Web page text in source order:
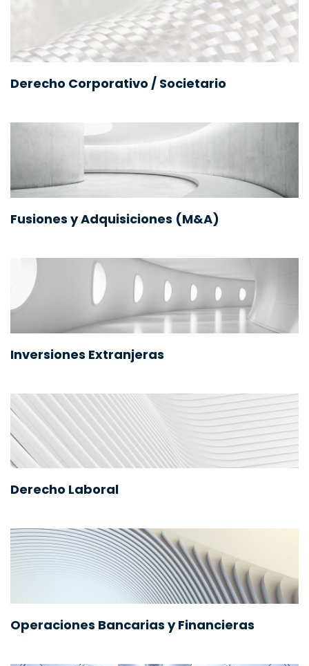
Derecho Corporativo / Societario
Fusiones y Adquisiciones (M&A)
Inversiones Extranjeras
Derecho Laboral
Operaciones Bancarias y Financieras